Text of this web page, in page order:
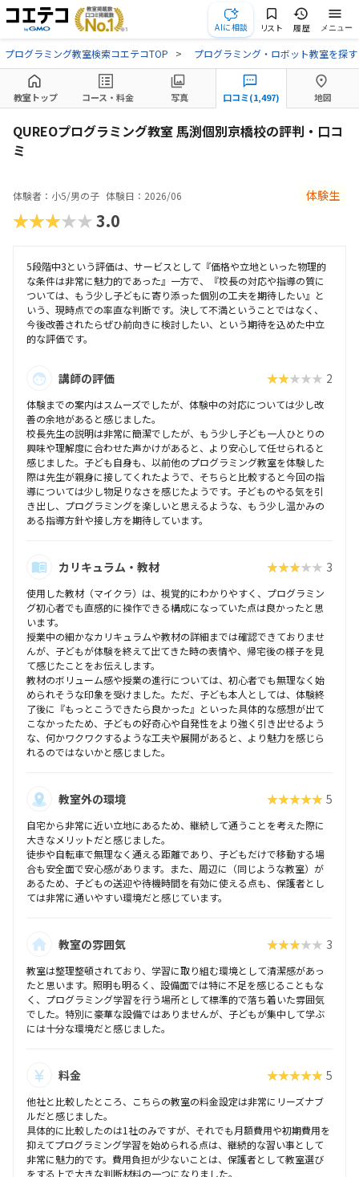
AIに相談 リスト 履歴 メニュー
プログラミング教室検索コエテコTOP プログラミング・ロボット教室を探す
教室トップ コース・料金 写真 口コミ(1,497) 地図
QUREOプログラミング教室 馬渕個別京橋校の評判・口コ
ミ
体験者：小5/男の子 体験日：2026/06 体験生
★★★★★3.0
5段階中3という評価は、サービスとして『価格や立地といった物理的
な条件は非常に魅力的であった』一方で、『校長の対応や指導の質に
ついては、もう少し子どもに寄り添った個別の工夫を期待したい』と
いう、現時点での率直な判断です。決して不満ということではなく、
今後改善されたらぜひ前向きに検討したい、という期待を込めた中立
的な評価です。
講師の評価 ★★★★★ 2
体験までの案内はスムーズでしたが、体験中の対応については少し改
善の余地があると感じました。
校長先生の説明は非常に簡潔でしたが、もう少し子ども一人ひとりの
興味や理解度に合わせた声かけがあると、より安心して任せられると
感じました。子ども自身も、以前他のプログラミング教室を体験した
際は先生が親身に接してくれたようで、そちらと比較すると今回の指
導については少し物足りなさを感じたようです。子どものやる気を引
き出し、プログラミングを楽しいと思えるような、もう少し温かみの
ある指導方針や接し方を期待しています。
カリキュラム・教材 ★★★★★ 3
使用した教材（マイクラ）は、視覚的にわかりやすく、プログラミン
グ初心者でも直感的に操作できる構成になっていた点は良かったと思
います。
授業中の細かなカリキュラムや教材の詳細までは確認できておりませ
んが、子どもが体験を終えて出てきた時の表情や、帰宅後の様子を見
て感じたことをお伝えします。
教材のボリューム感や授業の進行については、初心者でも無理なく始
められそうな印象を受けました。ただ、子ども本人としては、体験終
了後に『もっとこうできたら良かった』といった具体的な感想が出て
こなかったため、子どもの好奇心や自発性をより強く引き出せるよう
な、何かワクワクするような工夫や展開があると、より魅力を感じら
れるのではないかと感じました。
教室外の環境 ★★★★★ 5
自宅から非常に近い立地にあるため、継続して通うことを考えた際に
大きなメリットだと感じました。
徒歩や自転車で無理なく通える距離であり、子どもだけで移動する場
合も安全面で安心感があります。また、周辺に（同じような教室）が
あるため、子どもの送迎や待機時間を有効に使える点も、保護者とし
ては非常に通いやすい環境だと感じています。
教室の雰囲気 ★★★★★ 3
教室は整理整頓されており、学習に取り組む環境として清潔感があっ
たと思います。照明も明るく、設備面では特に不足を感じることもな
く、プログラミング学習を行う場所として標準的で落ち着いた雰囲気
でした。特別に豪華な設備ではありませんが、子どもが集中して学ぶ
には十分な環境だと感じました。
料金 ★★★★★ 5
他社と比較したところ、こちらの教室の料金設定は非常にリーズナブ
ルだと感じました。
具体的に比較したのは1社のみですが、それでも月額費用や初期費用を
抑えてプログラミング学習を始められる点は、継続的な習い事として
非常に魅力的です。費用負担が少ないことは、保護者として教室選び
をする上で大きな判断材料の一つになりました。